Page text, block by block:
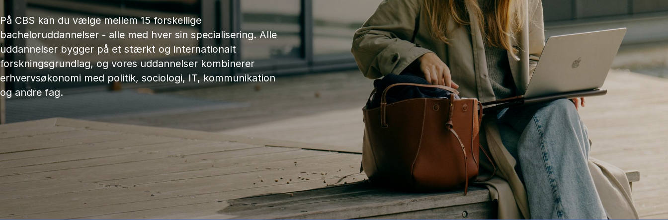
På CBS kan du vælge mellem 15 forskellige
bacheloruddannelser - alle med hver sin specialisering. Alle
uddannelser bygger på et stærkt og internationalt
forskningsgrundlag, og vores uddannelser kombinerer
erhvervsøkonomi med politik, sociologi, IT, kommunikation
og andre fag.